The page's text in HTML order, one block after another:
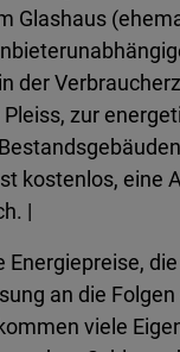
Glashaus
der
zur
kostenlos, eine
|
Energiepreise,
an die Folgen
viele